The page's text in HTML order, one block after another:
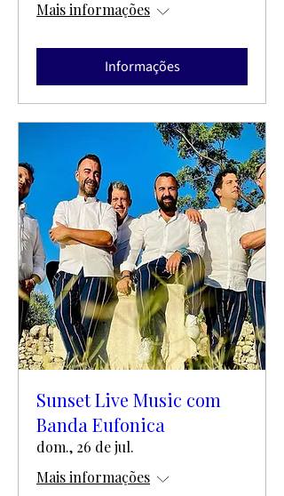
Mais informações
Informações
Sunset Live Music com
Banda Eufonica
dom., 26 de jul.
Mais informações